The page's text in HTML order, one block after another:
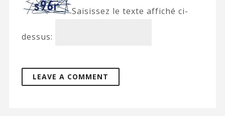
Saisissez le texte affiché ci-
dessus: